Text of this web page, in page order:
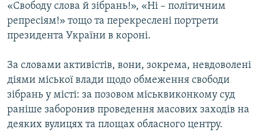
«Свободу слова й зібрань!», «Ні – політичним
репресіям!» тощо та перекреслені портрети
президента України в короні.
За словами активістів, вони, зокрема, невдоволені
діями міської влади щодо обмеження свободи
зібрань у місті: за позовом міськвиконкому суд
раніше заборонив проведення масових заходів на
деяких вулицях та площах обласного центру.